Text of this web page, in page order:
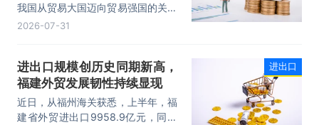
我国从贸易大国迈向贸易强国的关键
时期。上半年，我国进出口规模历史
品为代表的高附加值产品出口占比显
著提升，成为外贸提质增效的核心引
擎，为加快建设贸易强国注入了强劲
动力。
2026-07-31
进出口规模创历史同期新高，
福建外贸发展韧性持续显现
近日，从福州海关获悉，上半年，福
建省外贸进出口9958.9亿元，同比
进出口